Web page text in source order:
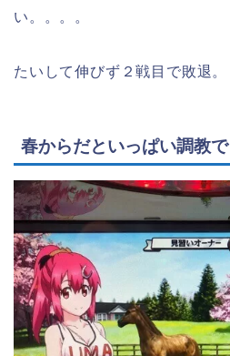
い。。。。
たいして伸びず２戦目で敗退。
春からだといっぱい調教で